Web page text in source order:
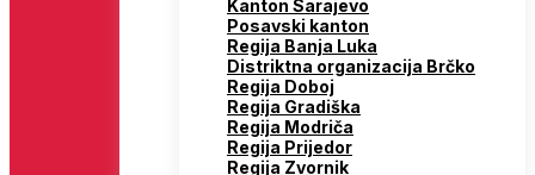
Kanton Sarajevo
Posavski kanton
Regija Banja Luka
Distriktna organizacija Brčko
Regija Doboj
Regija Gradiška
Regija Modriča
Regija Prijedor
Regija Zvornik